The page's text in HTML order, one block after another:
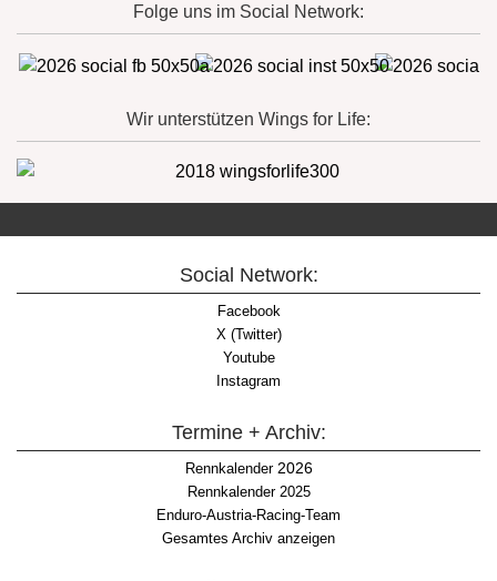
Folge uns im Social Network:
Wir unterstützen Wings for Life:
Social Network:
Facebook
X (Twitter)
Youtube
Instagram
Termine + Archiv:
Rennkalender2026
Rennkalender 2025
Enduro-Austria-Racing-Team
Gesamtes Archiv anzeigen